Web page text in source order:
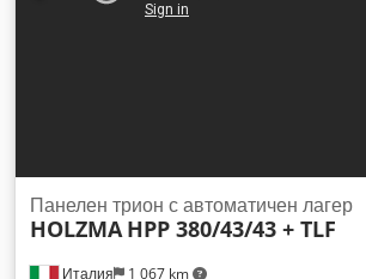
Италия 1 067 km
Панелен трион с автоматичен лагер
HOLZMA HPP 380/43/43 + TLF